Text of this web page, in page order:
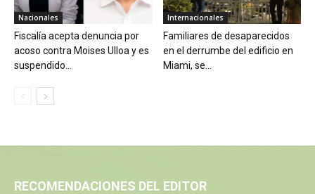
Nacionales
Fiscalía acepta denuncia por
acoso contra Moises Ulloa y es
suspendido...
Internacionales
Familiares de desaparecidos
en el derrumbe del edificio en
Miami, se...
RECOMENDACIONES DEL EDITOR